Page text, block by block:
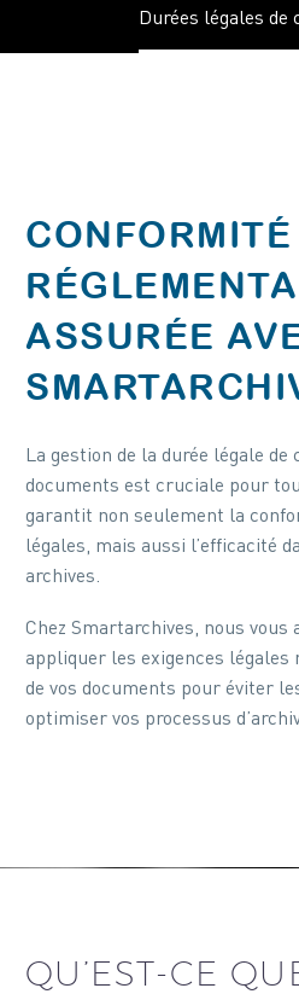
Durées légales de
CONFORMITÉ
ASSURÉE
La gestion de la durée légale de
documents est cruciale pour
garantit non seulement la
légales, mais aussi l’efficacité
archives.
Chez Smartarchives, nous vous
appliquer les exigences légales
de vos documents pour éviter
optimiser vos processus
QU’EST-CE